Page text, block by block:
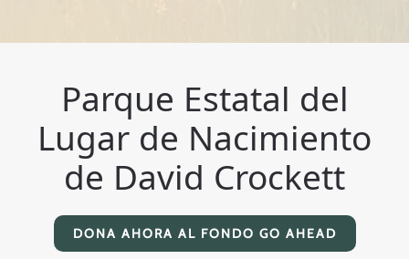
Parque Estatal del
Lugar de Nacimiento
de David Crockett
DONA AHORA AL FONDO GO AHEAD